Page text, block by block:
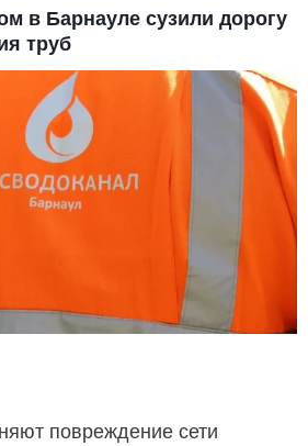
в Барнауле сузили дорогу
труб
повреждение сети